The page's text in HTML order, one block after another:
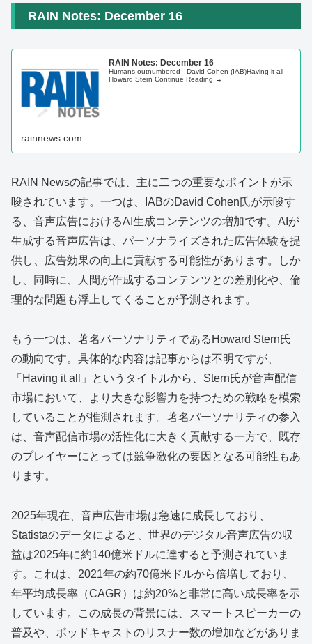
RAIN Notes: December 16
RAIN Notes: December 16
Humans outnumbered - David Cohen (IAB)Having it all -
Howard Stern Continue Reading →
rainnews.com
RAIN Newsの記事では、主に二つの重要なポイントが示
唆されています。一つは、IABのDavid Cohen氏が示唆す
る、音声広告におけるAI生成コンテンツの増加です。AIが
生成する音声広告は、パーソナライズされた広告体験を提
供し、広告効果の向上に貢献する可能性があります。しか
し、同時に、人間が作成するコンテンツとの差別化や、倫
理的な問題も浮上してくることが予測されます。
もう一つは、著名パーソナリティであるHoward Stern氏
の動向です。具体的な内容は記事からは不明ですが、
「Having it all」というタイトルから、Stern氏が音声配信
市場において、より大きな影響力を持つための戦略を模索
していることが推測されます。著名パーソナリティの参入
は、音声配信市場の活性化に大きく貢献する一方で、既存
のプレイヤーにとっては競争激化の要因となる可能性もあ
ります。
2025年現在、音声広告市場は急速に成長しており、
Statistaのデータによると、世界のデジタル音声広告の収
益は2025年に約140億米ドルに達すると予測されていま
す。これは、2021年の約70億米ドルから倍増しており、
年平均成長率（CAGR）は約20%と非常に高い成長率を示
しています。この成長の背景には、スマートスピーカーの
普及や、ポッドキャストのリスナー数の増加などがありま